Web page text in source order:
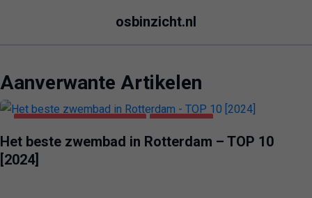
osbinzicht.nl
Aanverwante Artikelen
Het beste zwembad in Rotterdam – TOP 10
[2024]